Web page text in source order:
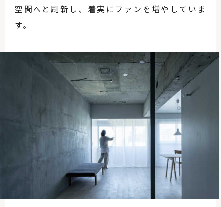
空間へと刷新し、着実にファンを増やしていま
す。